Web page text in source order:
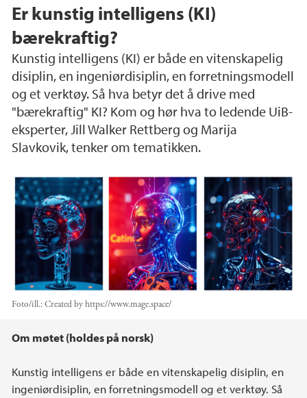
Er kunstig intelligens (KI)
bærekraftig?
Kunstig intelligens (KI) er både en vitenskapelig
disiplin, en ingeniørdisiplin, en forretningsmodell
og et verktøy. Så hva betyr det å drive med
"bærekraftig" KI? Kom og hør hva to ledende UiB-
eksperter, Jill Walker Rettberg og Marija
Slavkovik, tenker om tematikken.
Foto/ill.:Created by https://www.mage.space/
Hovedinnhold
Om møtet (holdes på norsk)
Kunstig intelligens er både en vitenskapelig disiplin, en
ingeniørdisiplin, en forretningsmodell og et verktøy. Så